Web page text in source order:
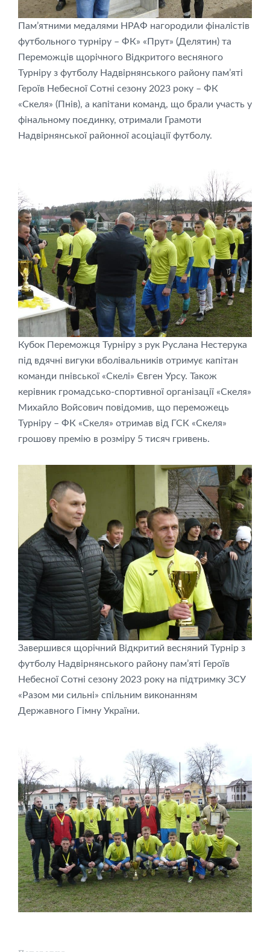
Пам’ятними медалями НРАФ нагородили фіналістів
футбольного турніру – ФК» «Прут» (Делятин) та
Переможців щорічного Відкритого весняного
Турніру з футболу Надвірнянського району пам’яті
Героїв Небесної Сотні сезону 2023 року – ФК
«Скеля» (Пнів), а капітани команд, що брали участь у
фінальному поєдинку, отримали Грамоти
Надвірнянської районної асоціації футболу.
Кубок Переможця Турніру з рук Руслана Нестерука
під вдячні вигуки вболівальників отримує капітан
команди пнівської «Скелі» Євген Урсу. Також
керівник громадсько-спортивної організації «Скеля»
Михайло Войсович повідомив, що переможець
Турніру – ФК «Скеля» отримав від ГСК «Скеля»
грошову премію в розміру 5 тисяч гривень.
Завершився щорічний Відкритий весняний Турнір з
футболу Надвірнянського району пам’яті Героїв
Небесної Сотні сезону 2023 року на підтримку ЗСУ
«Разом ми сильні» спільним виконанням
Державного Гімну України.